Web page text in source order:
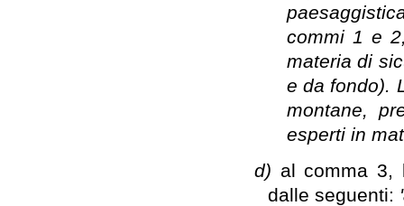
commi 1 e
materia di
e da fondo).
montane,
esperti in
d) al comma
dalle seguenti: